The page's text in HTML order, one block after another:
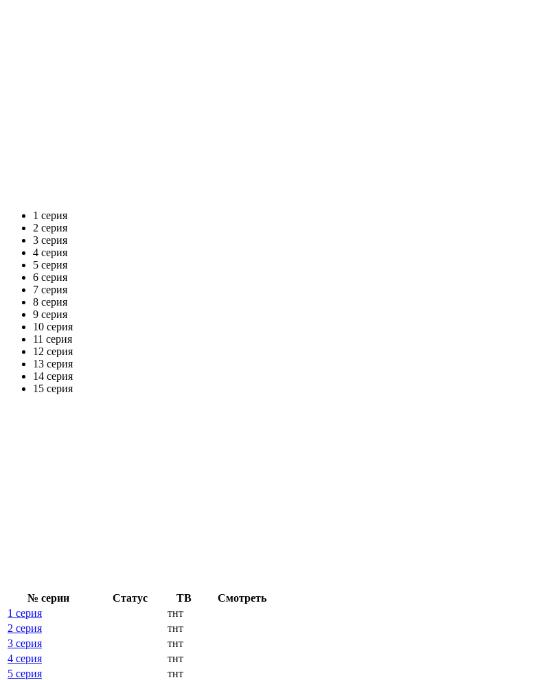
1 серия
2 серия
3 серия
4 серия
5 серия
6 серия
7 серия
8 серия
9 серия
10 серия
11 серия
12 серия
13 серия
14 серия
15 серия
№ се­рии Ста­тус ТВ
Смот­реть
1 серия
тнт
2 серия
тнт
3 серия
тнт
4 серия
тнт
5 серия
тнт